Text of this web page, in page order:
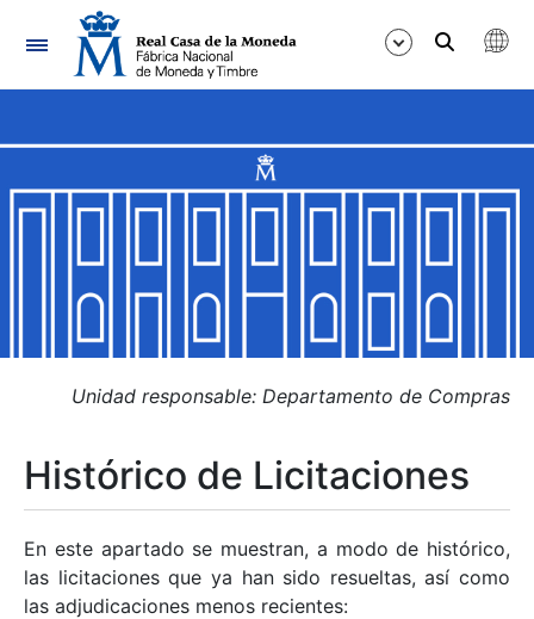
Navegación
Mostrar/Ocultar
Mostrar/Ocultar
Mostrar/Ocultar
Mostrar/Ocultar
Mostrar/Ocultar
Unidad responsable: Departamento de Compras
Histórico de Licitaciones
En este apartado se muestran, a modo de histórico,
las licitaciones que ya han sido resueltas, así como
las adjudicaciones menos recientes: